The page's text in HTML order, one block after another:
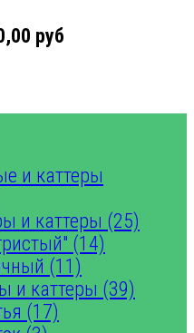
руб
и каттеры
и каттеры (25)
(14)
(11)
и каттеры (39)
(17)